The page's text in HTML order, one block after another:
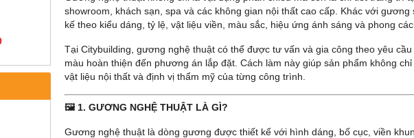
showroom, khách sạn, spa và các không gian nội thất cao cấp. Khác với
kế theo kiểu dáng, tỷ lệ, vật liệu viền, màu sắc, hiệu ứng ánh sáng và phong
Tại Citybuilding, gương nghệ thuật có thể được tư vấn và gia công theo yêu
màu hoàn thiện đến phương án lắp đặt. Cách làm này giúp sản phẩm không
vật liệu nội thất và định vị thẩm mỹ của từng công trình.
🖼 1. GƯƠNG NGHỆ THUẬT LÀ GÌ?
Gương nghệ thuật là dòng gương được thiết kế với hình dáng, bố cục, viền